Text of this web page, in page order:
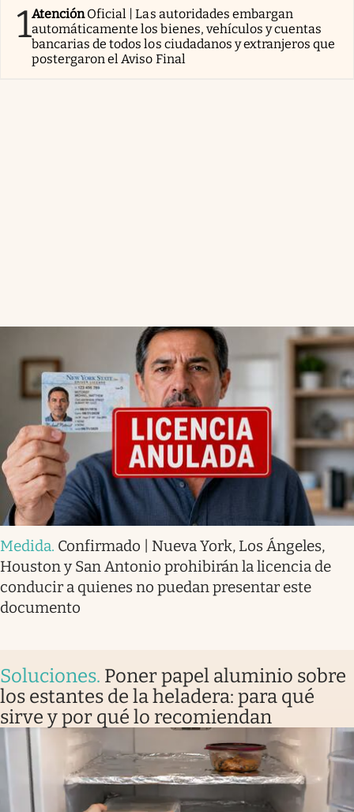
1AtenciónOficial | Las autoridades embargan
automáticamente los bienes, vehículos y cuentas
bancarias de todos los ciudadanos y extranjeros que
postergaron el Aviso Final
Medida. Confirmado | Nueva York, Los Ángeles,
Houston y San Antonio prohibirán la licencia de
conducir a quienes no puedan presentar este
documento
Soluciones. Poner papel aluminio sobre
los estantes de la heladera: para qué
sirve y por qué lo recomiendan